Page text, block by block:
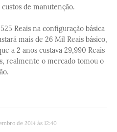
de manutenção.
Reais na configuração básica
mais de 26 Mil Reais básico,
a 2 anos custava 29,990 Reais
realmente o mercado tomou o
de 2014 às 12:40